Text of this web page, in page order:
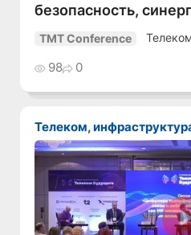
безопасность,
TMT Conference
98 0
Телеком,